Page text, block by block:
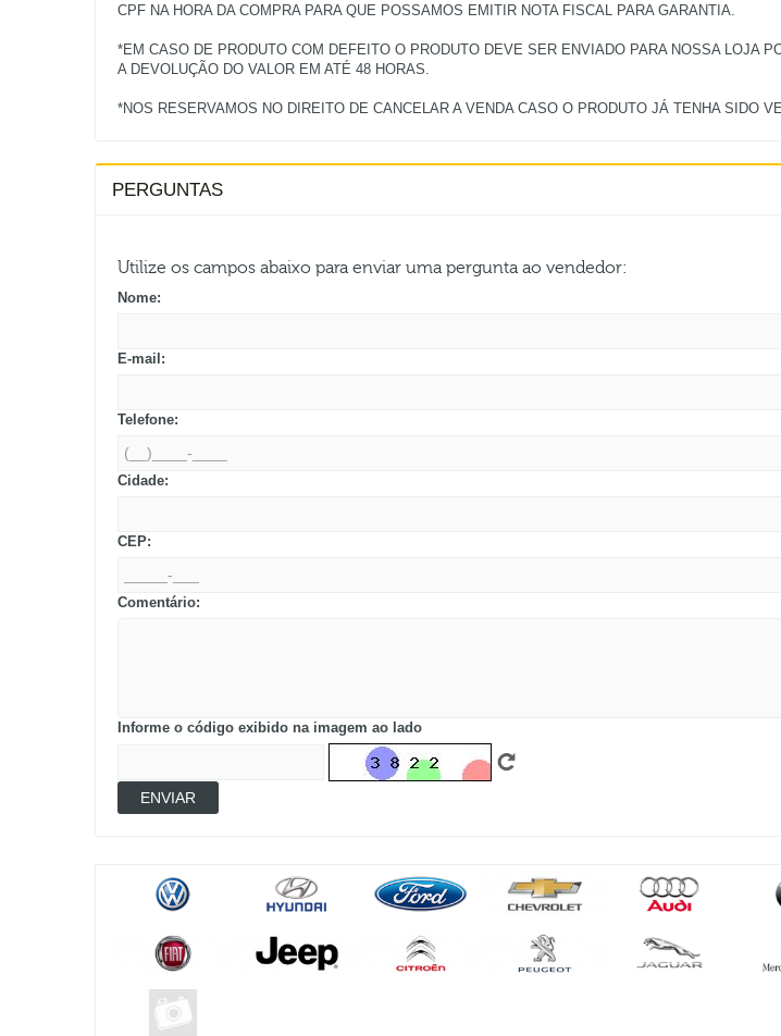
CPF NA HORA DA COMPRA PARA QUE POSSAMOS EMITIR NOTA FISCAL PARA GARANTIA.
*EM CASO DE PRODUTO COM DEFEITO O PRODUTO DEVE SER ENVIADO PARA NOSSA LOJA
A DEVOLUÇÃO DO VALOR EM ATÉ 48 HORAS.
PERGUNTAS
Utilize os campos abaixo para enviar uma pergunta ao vendedor:
Nome:
E-mail:
Telefone:
Cidade:
CEP:
Comentário:
Informe o código exibido na imagem ao lado
ENVIAR